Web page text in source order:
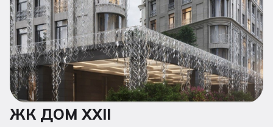
ЖК ДОМ XXII